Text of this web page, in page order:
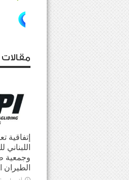
إتفاقية
اللبناني
وجمعية
الطيران